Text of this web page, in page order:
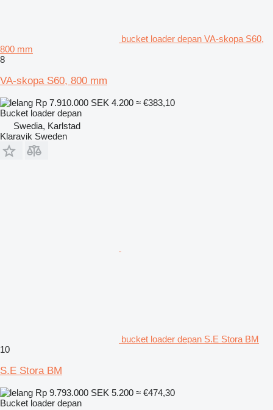
bucket loader depan VA-skopa S60,
800 mm
8
VA-skopa S60, 800 mm
Rp 7.910.000 SEK 4.200 ≈ €383,10
Bucket loader depan
Swedia, Karlstad
Klaravik Sweden
bucket loader depan S.E Stora BM
10
S.E Stora BM
Rp 9.793.000 SEK 5.200 ≈ €474,30
Bucket loader depan